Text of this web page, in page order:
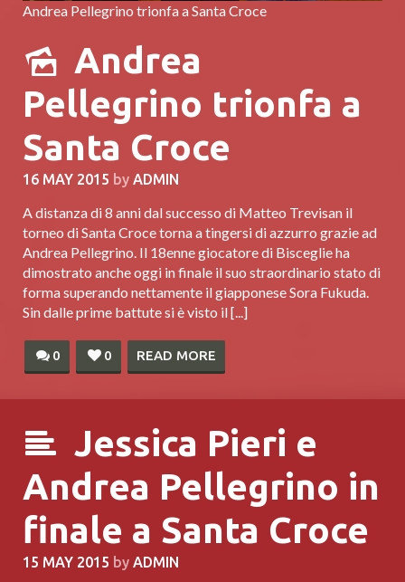
Andrea Pellegrino trionfa a Santa Croce
Andrea
Pellegrino trionfa a
Santa Croce
16 MAY 2015 by ADMIN
A distanza di 8 anni dal successo di Matteo Trevisan il
torneo di Santa Croce torna a tingersi di azzurro grazie ad
Andrea Pellegrino. Il 18enne giocatore di Bisceglie ha
dimostrato anche oggi in finale il suo straordinario stato di
forma superando nettamente il giapponese Sora Fukuda.
Sin dalle prime battute si è visto il [...]
0 0 READ MORE
Jessica Pieri e
Andrea Pellegrino in
finale a Santa Croce
15 MAY 2015 by ADMIN